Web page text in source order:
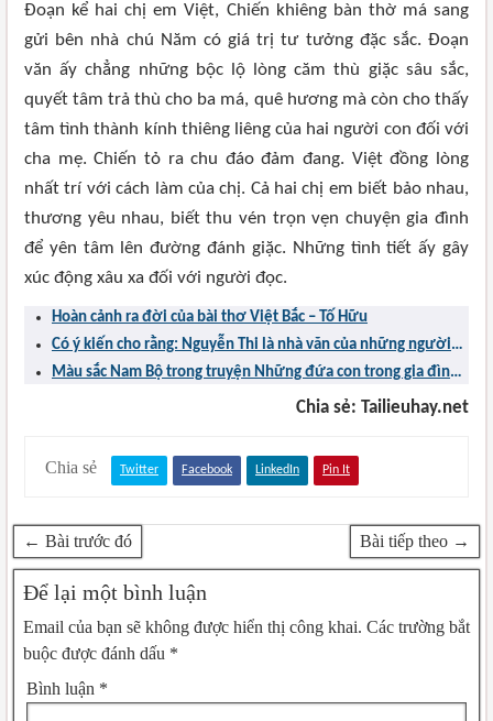
Đoạn kể hai chị em Việt, Chiến khiêng bàn thờ má sang
gửi bên nhà chú Năm có giá trị tư tưởng đặc sắc. Đoạn
văn ấy chẳng những bộc lộ lòng căm thù giặc sâu sắc,
quyết tâm trả thù cho ba má, quê hương mà còn cho thấy
tâm tình thành kính thiêng liêng của hai người con đối với
cha mẹ. Chiến tỏ ra chu đáo đảm đang. Việt đồng lòng
nhất trí với cách làm của chị. Cả hai chị em biết bảo nhau,
thương yêu nhau, biết thu vén trọn vẹn chuyện gia đình
để yên tâm lên đường đánh giặc. Những tình tiết ấy gây
xúc động xâu xa đối với người đọc.
Hoàn cảnh ra đời của bài thơ Việt Bắc – Tố Hữu
Có ý kiến cho rằng: Nguyễn Thi là nhà văn của những người
nông dân Nam Bộ trong thời kì ác liệt của cuộc kháng chiến
Màu sắc Nam Bộ trong truyện Những đứa con trong gia đình
Chia sẻ: Tailieuhay.net
Chia sẻ Twitter Facebook LinkedIn Pin It
← Bài trước đó Bài tiếp theo →
Để lại một bình luận
Email của bạn sẽ không được hiển thị công khai. Các trường bắt
buộc được đánh dấu *
Bình luận *